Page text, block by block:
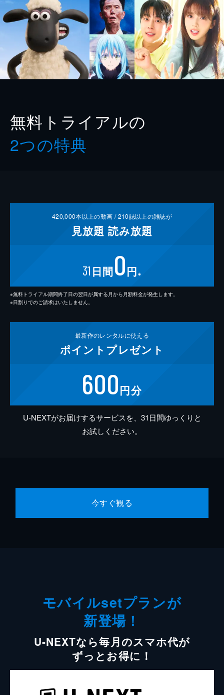
無料トライアルの
2つの特典
420,000本以上の動画 /210誌以上の雑誌が
見放題 読み放題
31 日間0円 ※
※無料トライアル期間終了日の翌日が属する月から月額料金が発生します。
※日割りでのご請求はいたしません。
最新作のレンタルに使える
ポイント プレゼント
600円分
U-NEXTがお届けするサービスを、31日間ゆっくりと
お試しください。
今すぐ観る
モバイルsetプランが
新登場！
U-NEXTなら毎月のスマホ代が
ずっとお得に！